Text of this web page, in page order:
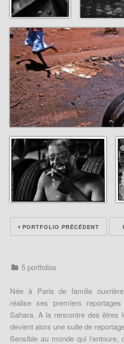
PORTFOLIO PRÉCÉDENT
5 portfolios
Née à Paris de famille
réalise ses premiers
Sahara. A la rencontre des êtres
devient alors une suite de
Sensible au monde qui l’entoure,